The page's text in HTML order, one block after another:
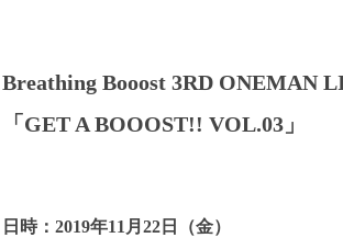
Breathing Booost 3RD ONEMAN
「GET A BOOOST!! VOL.03」
日時：2019年11月22日（金）